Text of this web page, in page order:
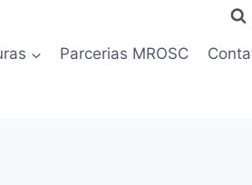
Parcerias MROSC